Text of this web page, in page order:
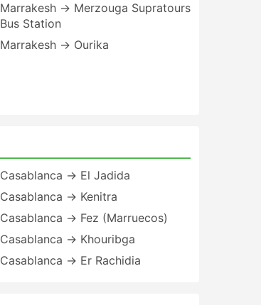
Marrakesh → Merzouga Supratours
Bus Station
Marrakesh → Ourika
Casablanca → El Jadida
Casablanca → Kenitra
Casablanca → Fez (Marruecos)
Casablanca → Khouribga
Casablanca → Er Rachidia